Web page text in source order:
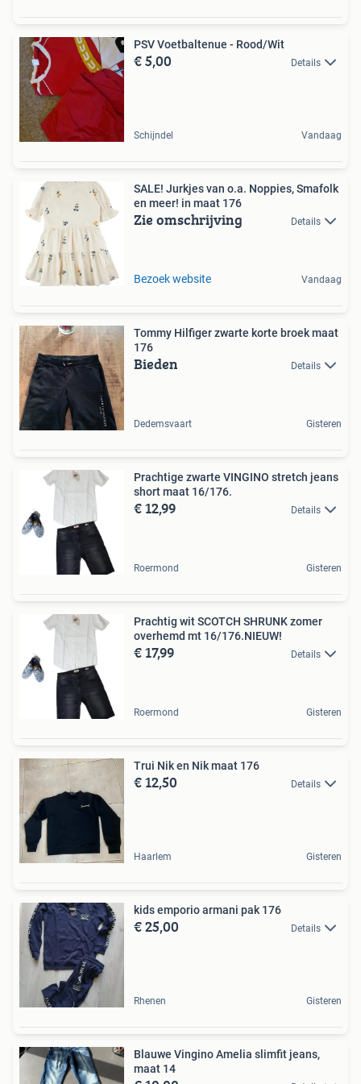
PSV Voetbaltenue - Rood/Wit
€ 5,00 Details
Schijndel Vandaag
SALE! Jurkjes van o.a. Noppies, Smafolk
en meer! in maat 176
Zie omschrijving Details
Bezoek website Vandaag
Tommy Hilfiger zwarte korte broek maat
176
Bieden Details
Dedemsvaart Gisteren
Prachtige zwarte VINGINO stretch jeans
short maat 16/176.
€ 12,99 Details
Roermond Gisteren
Prachtig wit SCOTCH SHRUNK zomer
overhemd mt 16/176.NIEUW!
€ 17,99 Details
Roermond Gisteren
Trui Nik en Nik maat 176
€ 12,50 Details
Haarlem Gisteren
kids emporio armani pak 176
€ 25,00 Details
Rhenen Gisteren
Blauwe Vingino Amelia slimfit jeans,
maat 14